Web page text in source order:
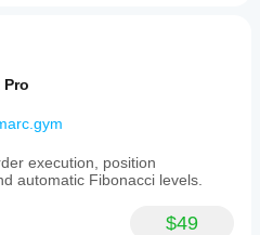
Pro
execution, position
automatic Fibonacci levels.
$49